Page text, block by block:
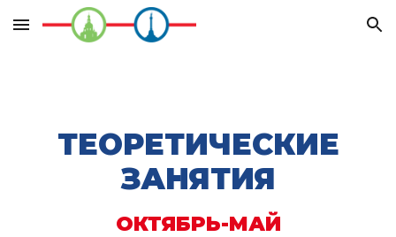
Skip to main content Skip to navigation
ТЕОРЕТИЧЕСКИЕ
ЗАНЯТИЯ
ОКТЯБРЬ-МАЙ